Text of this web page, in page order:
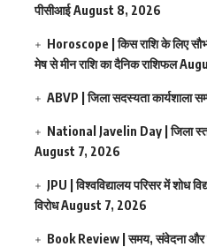
पीसीआईAugust 8, 2026
Horoscope | किस राशि के लिए
मेष से मीन राशि का दैनिक राशिफल
ABVP | जिला सदस्यता कार्यशाला
National Javelin Day | जिला
August 7, 2026
JPU | विश्वविद्यालय परिसर में शोध
विरोधAugust 7, 2026
Book Review | समय, संवेदना और